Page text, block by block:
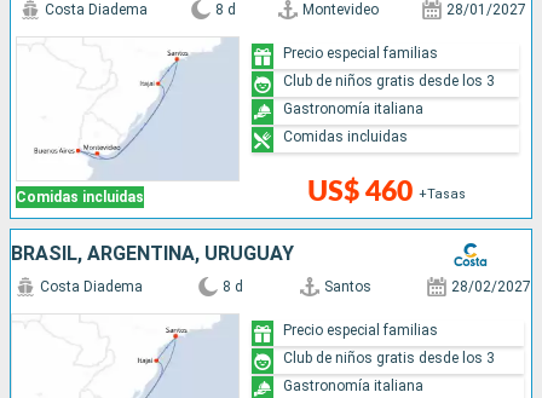
Comidas incluidas
Costa Diadema 8 d Montevideo 28/01/2027
US$ 460 +Tasas
Precio especial familias
Club de niños gratis desde los 3
Gastronomía italiana
Comidas incluidas
BRASIL, ARGENTINA, URUGUAY
Costa Diadema 8 d Santos 28/02/2027
Precio especial familias
Club de niños gratis desde los 3
Gastronomía italiana